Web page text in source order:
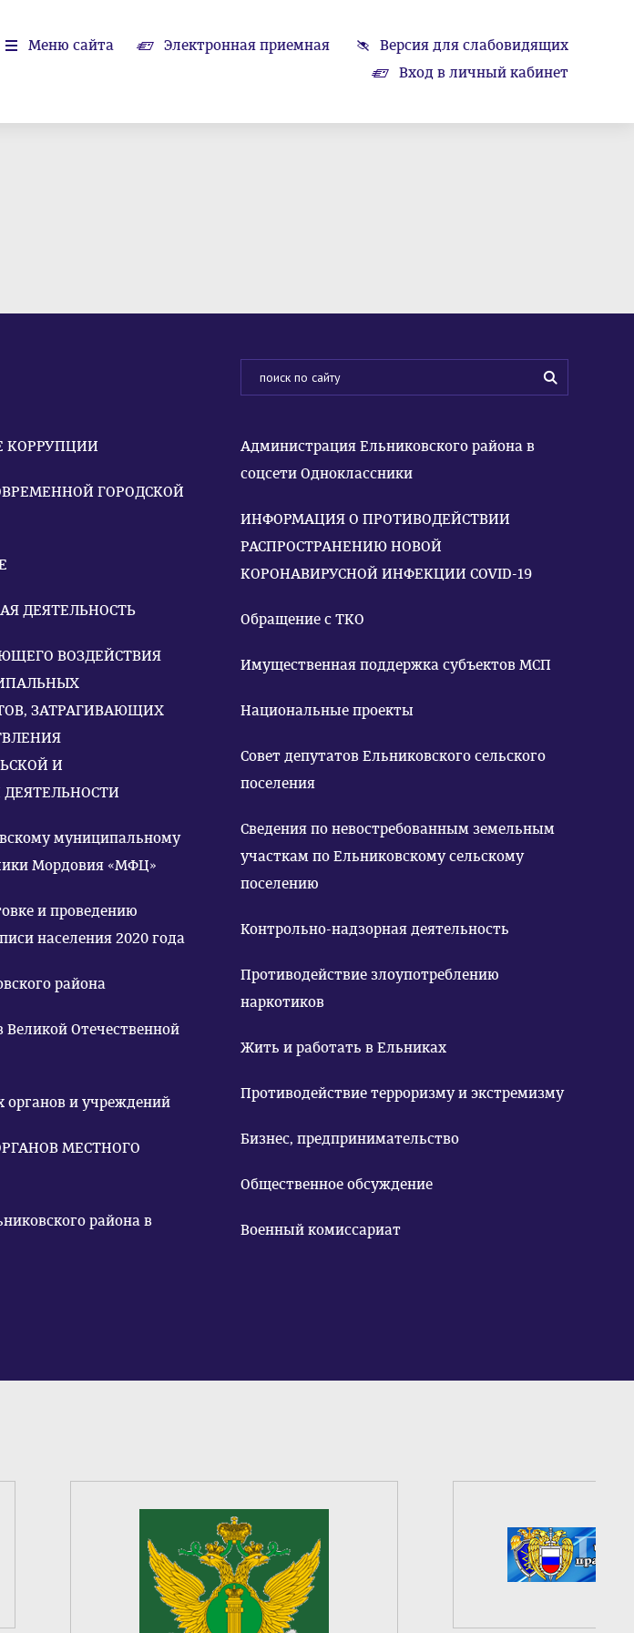
Меню сайта Электронная приемная
Версия для слабовидящих
Вход в личный кабинет
КОРРУПЦИИ
ГОРОДСКОЙ
ДЕЯТЕЛЬНОСТЬ
ВОЗДЕЙСТВИЯ
ЗАТРАГИВАЮЩИХ
И
муниципальному
Мордовия «МФЦ»
населения 2020 года
района
Великой Отечественной
и учреждений
МЕСТНОГО
района в
Администрация Ельниковского района в
соцсети Одноклассники
ИНФОРМАЦИЯ О ПРОТИВОДЕЙСТВИИ
РАСПРОСТРАНЕНИЮ НОВОЙ
КОРОНАВИРУСНОЙ ИНФЕКЦИИ COVID-19
Обращение с ТКО
Имущественная поддержка субъектов МСП
Национальные проекты
Совет депутатов Ельниковского сельского
поселения
Сведения по невостребованным земельным
участкам по Ельниковскому сельскому
поселению
Контрольно-надзорная деятельность
Противодействие злоупотреблению
наркотиков
Жить и работать в Ельниках
Противодействие терроризму и экстремизму
Бизнес, предпринимательство
Общественное обсуждение
Военный комиссариат